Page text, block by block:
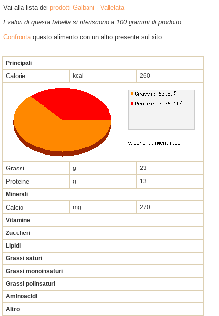
Vai alla lista dei prodotti Galbani - Vallelata
I valori di questa tabella si riferiscono a 100 grammi di prodotto
Confrontaquesto alimento con un altro presente sul sito
Principali
Calorie kcal 260
Grassi g 23
Proteine g
13
Minerali
Calcio mg
270
Vitamine
Zuccheri
Lipidi
Grassi saturi
Grassi monoinsaturi
Grassi polinsaturi
Aminoacidi
Altro